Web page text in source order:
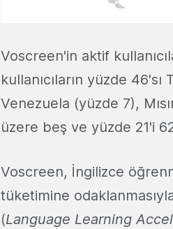
Voscreen'in aktif
kullanıcıların yüzde
Venezuela (yüzde 7),
üzere beş ve yüzde 21'i
Voscreen, İngilizce
tüketimine
(Language Learning